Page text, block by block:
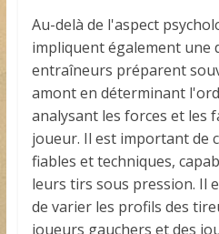
Au-delà de l'aspect
impliquent également une
entraîneurs préparent
amont en déterminant
analysant les forces et les
joueur. Il est important de
fiables et techniques,
leurs tirs sous pression. Il
de varier les profils des
joueurs gauchers et des